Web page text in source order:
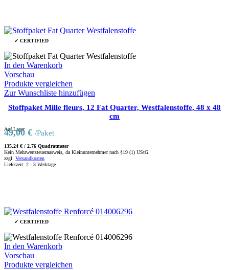
✓ CERTIFIED
In den Warenkorb
Vorschau
Produkte vergleichen
Zur Wunschliste hinzufügen
Stoffpaket Mille fleurs, 12 Fat Quarter, Westfalenstoffe, 48 x 48
cm
Auf Lager
49,00 € /Paket
135,24 € / 2.76 Quadratmeter
Kein Mehrwertsteuerausweis, da Kleinunternehmer nach §19 (1) UStG.
zzgl. Versandkosten
Lieferzeit: 2 - 3 Werktage
✓ CERTIFIED
In den Warenkorb
Vorschau
Produkte vergleichen